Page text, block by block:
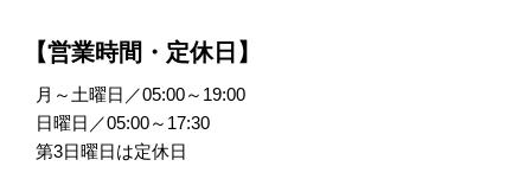
【営業時間・定休日】
月～土曜日／05:00～19:00
日曜日／05:00～17:30
第3日曜日は定休日